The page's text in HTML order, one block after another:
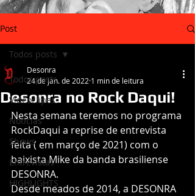
Post
Todos posts
Videoclipes
Notícias
Shows
Entrevistas
HIGHLIGHTS
Todos posts
Desonra no Rock Daqui!
Desonra
24 de jan. de 2022 1 min de leitura
Nesta semana teremos no programa
RockDaqui a reprise de entrevista
feita ( em março de 2021) com o
baixista Mike da banda brasiliense
DESONRA.
Desde meados de 2014, a DESONRA